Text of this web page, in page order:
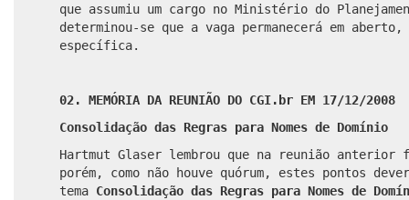
que assumiu um cargo no Ministério do
determinou-se que a vaga permanecerá em
específica.
02. MEMÓRIA DA REUNIÃO DO CGI.br EM 17/12/2008
Consolidação das Regras para Nomes de Domínio
Hartmut Glaser lembrou que na reunião
porém, como não houve quórum, estes pontos
tema Consolidação das Regras para Nomes de